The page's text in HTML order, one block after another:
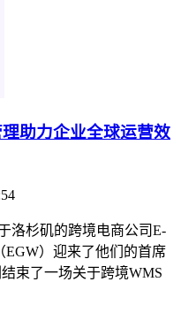
助力企业全球运营效
洛杉矶的跨境电商公司E-
EGW）迎来了他们的首席
束了一场关于跨境WMS